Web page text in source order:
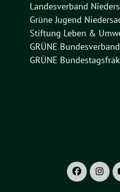
Landesverband
Grüne Jugend
Stiftung Leben &
GRÜNE Bundesverband
GRÜNE